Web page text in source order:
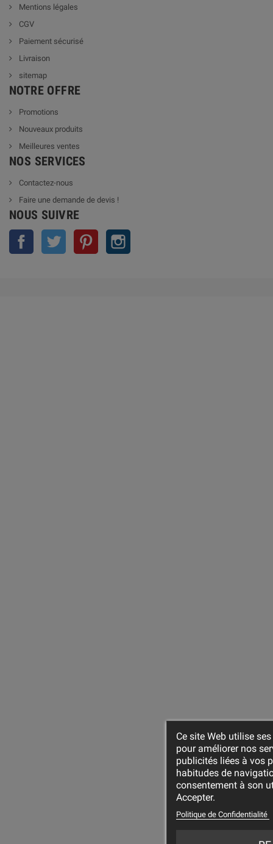
Mentions légales
CGV
Paiement sécurisé
Livraison
sitemap
NOTRE OFFRE
Promotions
Nouveaux produits
Meilleures ventes
NOS SERVICES
Contactez-nous
Faire une demande de devis !
NOUS SUIVRE
Facebook Twitter Pinterest
Ce site Web utilise
pour améliorer nos
publicités liées à vos
habitudes de
consentement à son
Accepter.
Politique de Confidentialité